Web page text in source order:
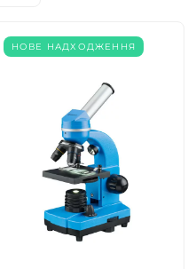
НОВЕ НАДХОДЖЕННЯ